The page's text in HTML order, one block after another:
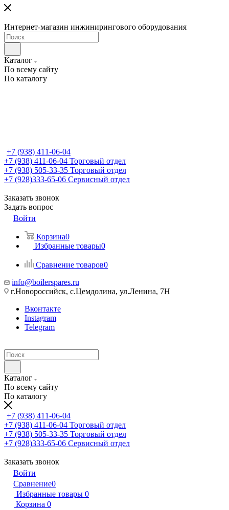
Интернет-магазин инжинирингового оборудования
Каталог
По всему сайту
По каталогу
+7 (938) 411-06-04
+7 (938) 411-06-04 Торговый отдел
+7 (938) 505-33-35 Торговый отдел
+7 (928)333-65-06 Сервисный отдел
Заказать звонок
Задать вопрос
Войти
Корзина0
Избранные товары0
Сравнение товаров0
info@boilerspares.ru
г.Новороссийск, с.Цемдолина, ул.Ленина, 7Н
Вконтакте
Instagram
Telegram
Каталог
По всему сайту
По каталогу
+7 (938) 411-06-04
+7 (938) 411-06-04 Торговый отдел
+7 (938) 505-33-35 Торговый отдел
+7 (928)333-65-06 Сервисный отдел
Заказать звонок
Войти
Сравнение0
Избранные товары 0
Корзина 0